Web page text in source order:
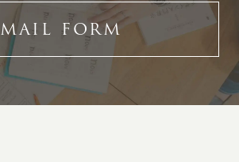
MAIL FORM